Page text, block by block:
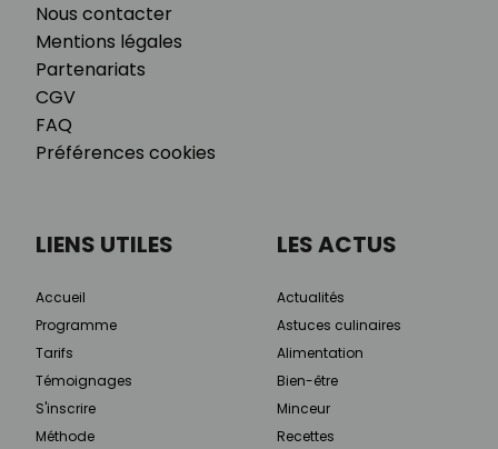
Nous contacter
Mentions légales
Partenariats
CGV
FAQ
Préférences cookies
LIENS UTILES
Accueil
Programme
Tarifs
Témoignages
S'inscrire
Méthode
LES ACTUS
Actualités
Astuces culinaires
Alimentation
Bien-être
Minceur
Recettes